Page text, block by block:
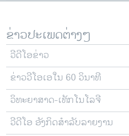
ຂ່າວປະເພດຕ່າງໆ
ວີດີໂອຂ່າວ
ຂ່າວວີໂອເອໃນ 60 ວິນາທີ
ວິທະຍາສາດ-ເທັກໂນໂລຈີ
ວີດີໂອ ອັງກິດສຳລັບລາຍງານ